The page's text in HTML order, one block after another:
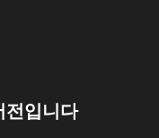
전입니다